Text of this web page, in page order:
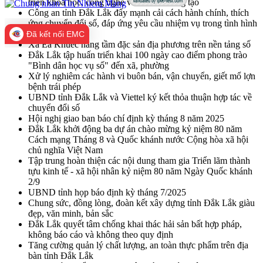
triển khoa học, công nghệ và đổi mới sáng tạo
Công an tỉnh Đắk Lắk đẩy mạnh cải cách hành chính, thích
ứng chuyển đổi số, đáp ứng yêu cầu nhiệm vụ trong tình hình
mới
Xã Ea Knuếc nâng tầm đặc sản địa phương trên nền tảng số
Đắk Lắk tập huấn triển khai 100 ngày cao điểm phong trào
"Bình dân học vụ số" đến xã, phường
Xử lý nghiêm các hành vi buôn bán, vận chuyển, giết mổ lợn
bệnh trái phép
UBND tỉnh Đắk Lắk và Viettel ký kết thỏa thuận hợp tác về
chuyển đổi số
Hội nghị giao ban báo chí định kỳ tháng 8 năm 2025
Đắk Lắk khởi động ba dự án chào mừng kỷ niệm 80 năm
Cách mạng Tháng 8 và Quốc khánh nước Cộng hòa xã hội
chủ nghĩa Việt Nam
Tập trung hoàn thiện các nội dung tham gia Triển lãm thành
tựu kinh tế - xã hội nhân kỷ niệm 80 năm Ngày Quốc khánh
2/9
UBND tỉnh họp báo định kỳ tháng 7/2025
Chung sức, đồng lòng, đoàn kết xây dựng tỉnh Đắk Lắk giàu
đẹp, văn minh, bản sắc
Đắk Lắk quyết tâm chống khai thác hải sản bất hợp pháp,
không báo cáo và không theo quy định
Tăng cường quản lý chất lượng, an toàn thực phẩm trên địa
bàn tỉnh Đắk Lắk
Đã kết nối EMC